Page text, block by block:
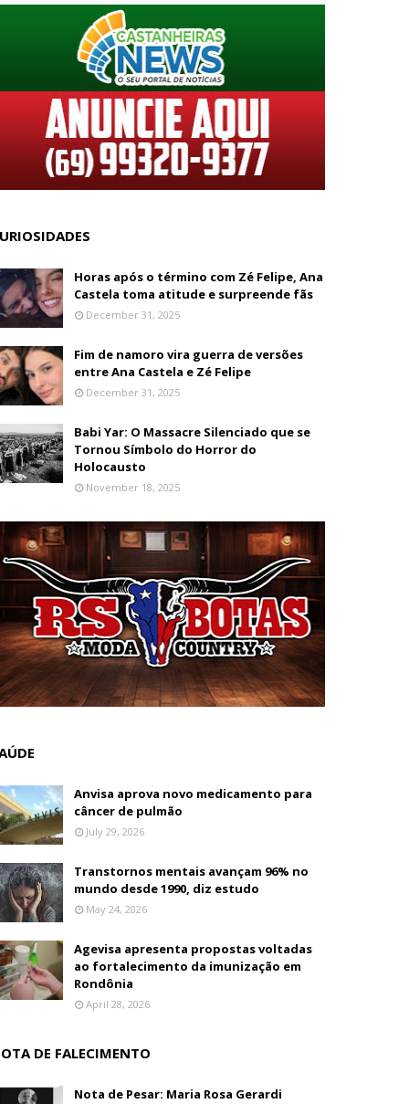
Horas após o término com Zé Felipe, Ana
Castela toma atitude e surpreende fãs
December 31, 2025
Fim de namoro vira guerra de versões
entre Ana Castela e Zé Felipe
December 31, 2025
Babi Yar: O Massacre Silenciado que se
Tornou Símbolo do Horror do
Holocausto
November 18, 2025
Anvisa aprova novo medicamento para
câncer de pulmão
July 29, 2026
Transtornos mentais avançam 96% no
mundo desde 1990, diz estudo
May 24, 2026
Agevisa apresenta propostas voltadas
ao fortalecimento da imunização em
Rondônia
April 28, 2026
DE FALECIMENTO
Nota de Pesar: Maria Rosa Gerardi